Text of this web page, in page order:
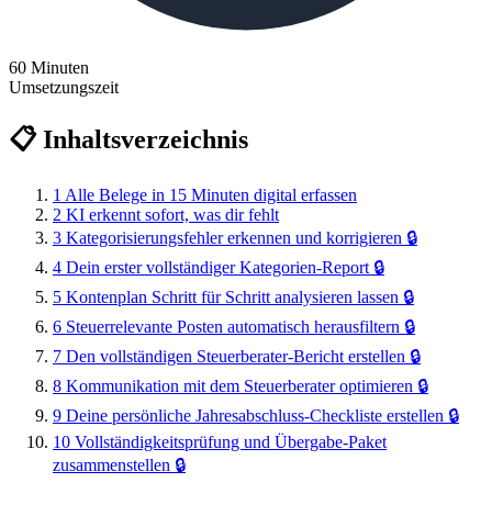
60 Minuten
Umsetzungszeit
📋 Inhaltsverzeichnis
1 Alle Belege in 15 Minuten digital erfassen
2 KI erkennt sofort, was dir fehlt
3 Kategorisierungsfehler erkennen und korrigieren 🔒
4 Dein erster vollständiger Kategorien-Report 🔒
5 Kontenplan Schritt für Schritt analysieren lassen 🔒
6 Steuerrelevante Posten automatisch herausfiltern 🔒
7 Den vollständigen Steuerberater-Bericht erstellen 🔒
8 Kommunikation mit dem Steuerberater optimieren 🔒
9 Deine persönliche Jahresabschluss-Checkliste erstellen 🔒
10 Vollständigkeitsprüfung und Übergabe-Paket
zusammenstellen 🔒